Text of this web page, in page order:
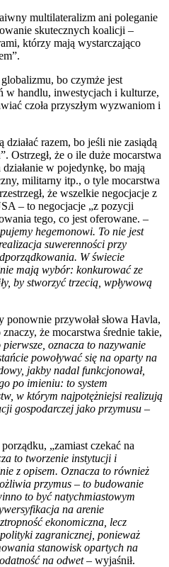
multilateralizm ani poleganie
skutecznych koalicji –
którzy mają wystarczająco
bo czymże jest
w handlu, inwestycjach i kulturze,
czoła przyszłym wyzwaniom i
działać razem, bo jeśli nie zasiądą
Ostrzegł, że o ile duże mocarstwa
w pojedynkę, bo mają
militarny itp., o tyle mocarstwa
że wszelkie negocjacje z
– to negocjacje „z pozycji
tego, co jest oferowane. –
hegemonowi. To nie jest
suwerenności przy
W świecie
mają wybór: konkurować ze
by stworzyć trzecią, wpływową
przywołał słowa Havla,
że mocarstwa średnie takie,
pierwsze, oznacza to nazywanie
powoływać się na oparty na
jakby nadal funkcjonował,
po imieniu: to system
w którym najpotężniejsi realizują
gospodarczej jako przymusu –
„zamiast czekać na
to tworzenie instytucji i
z opisem. Oznacza to również
przymus – to budowanie
to być natychmiastowym
na arenie
ekonomiczna, lecz
zagranicznej, ponieważ
stanowisk opartych na
na odwet– wyjaśnił.